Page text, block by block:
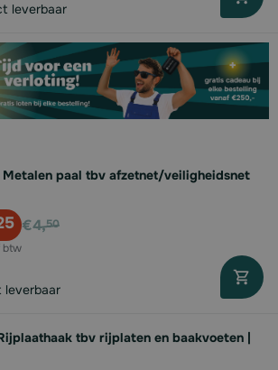
leverbaar
Metalen paal tbv afzetnet/veiligheidsnet
€4,50
leverbaar
tbv rijplaten en baakvoeten |